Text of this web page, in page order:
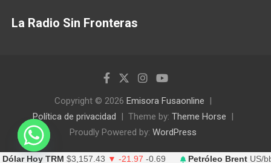
La Radio Sin Fronteras
Copyright © 2026 Emisora Fusaonline
Política de privacidad
Theme by: Theme Horse
Proudly Powered by: WordPress
Dólar Hoy TRM $3,157.43 ▼ -21.97 -0.69 Petróleo Brent US/